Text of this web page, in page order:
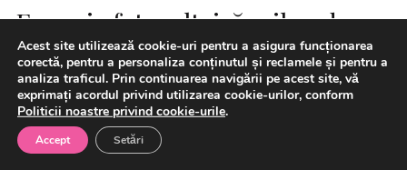
Energia fotovoltaică, pilon de
stabilitate pentru sistemul
energetic în contextul stării de
alertă (RPIA)
Acest site utilizează cookie-uri pentru a asigura funcționarea
corectă, pentru a personaliza conținutul și reclamele și pentru a
analiza traficul. Prin continuarea navigării pe acest site, vă
exprimați acordul privind utilizarea cookie-urilor, conform
Politicii noastre privind cookie-urile.
Accept Setări